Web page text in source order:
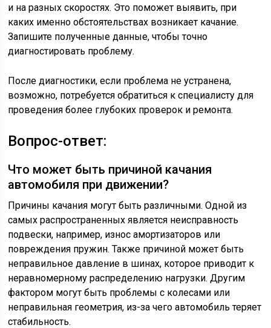
и на разных скоростях. Это поможет выявить, при
каких именно обстоятельствах возникает качание.
Запишите полученные данные, чтобы точно
диагностировать проблему.
После диагностики, если проблема не устранена,
возможно, потребуется обратиться к специалисту для
проведения более глубоких проверок и ремонта.
Вопрос-ответ:
Что может быть причиной качания
автомобиля при движении?
Причины качания могут быть различными. Одной из
самых распространенных является неисправность
подвески, например, износ амортизаторов или
повреждения пружин. Также причиной может быть
неправильное давление в шинах, которое приводит к
неравномерному распределению нагрузки. Другим
фактором могут быть проблемы с колесами или
неправильная геометрия, из-за чего автомобиль теряет
стабильность.